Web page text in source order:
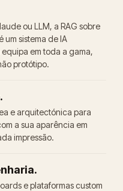
ou LLM, a RAG sobre
um sistema de IA
em toda a gama,
protótipo.
e arquitectónica para
a sua aparência em
impressão.
e plataformas custom